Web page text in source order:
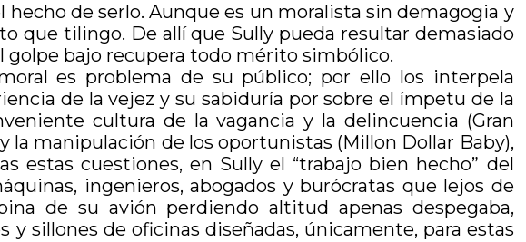
de serlo. Aunque es un moralista sin demagogia y
que tilingo. De allí que Sully pueda resultar demasiado
golpe bajo recupera todo mérito simbólico.
es problema de su público; por ello los interpela
de la vejez y su sabiduría por sobre el ímpetu de la
cultura de la vagancia y la delincuencia (Gran
la manipulación de los oportunistas (Millon Dollar Baby),
estas cuestiones, en Sully el “trabajo bien hecho” del
ingenieros, abogados y burócratas que lejos de
de su avión perdiendo altitud apenas despegaba,
sillones de oficinas diseñadas, únicamente, para estas